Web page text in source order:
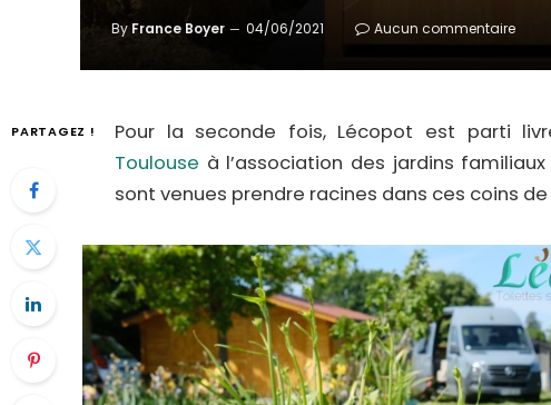
By France Boyer 04/06/2021 Aucun commentaire
PARTAGEZ ! Pour la seconde fois, Lécopot est parti
Toulouse à l’association des jardins
sont venues prendre racines dans ces coins